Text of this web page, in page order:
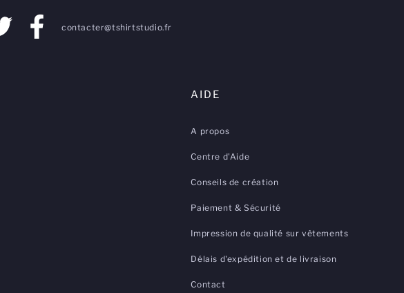
contacter@tshirtstudio.fr
AIDE
A propos
Centre d'Aide
Conseils de création
Paiement & Sécurité
Impression de qualité sur vêtements
Délais d'expédition et de livraison
Contact